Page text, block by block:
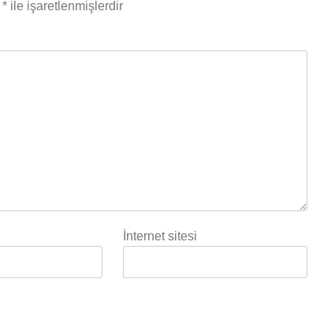
* ile işaretlenmişlerdir
İnternet sitesi